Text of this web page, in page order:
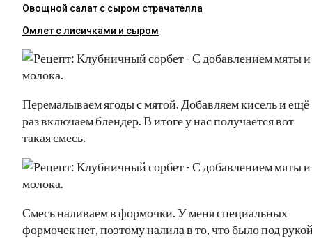
Овощной салат с сыром страчателла
Омлет с лисичками и сыром
Перемалываем ягоды с мятой. Добавляем кисель и ещё
раз включаем блендер. В итоге у нас получается вот
такая смесь.
Смесь наливаем в формочки. У меня специальных
формочек нет, поэтому налила в то, что было под